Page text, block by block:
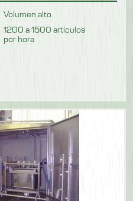
Volumen alto
1200 a 1500 artículos
por hora